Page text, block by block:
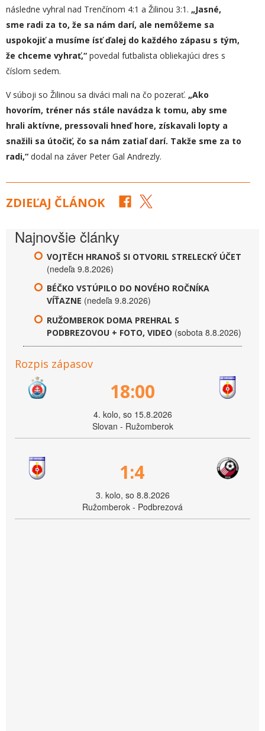
následne vyhral nad Trenčínom 4:1 a Žilinou 3:1. „Jasné,
sme radi za to, že sa nám darí, ale nemôžeme sa
uspokojiť a musíme ísť ďalej do každého zápasu s tým,
že chceme vyhrať,“ povedal futbalista obliekajúci dres s
číslom sedem.
V súboji so Žilinou sa diváci mali na čo pozerať. „Ako
hovorím, tréner nás stále navádza k tomu, aby sme
hrali aktívne, pressovali hneď hore, získavali lopty a
snažili sa útočiť, čo sa nám zatiaľ darí. Takže sme za to
radi,“ dodal na záver Peter Gal Andrezly.
ZDIEĽAJ ČLÁNOK
Najnovšie články
VOJTĚCH HRANOŠ SI OTVORIL STRELECKÝ ÚČET
(nedeľa 9.8.2026)
BÉČKO VSTÚPILO DO NOVÉHO ROČNÍKA
VÍŤAZNE (nedeľa 9.8.2026)
RUŽOMBEROK DOMA PREHRAL S
PODBREZOVOU + FOTO, VIDEO (sobota 8.8.2026)
Rozpis zápasov
18:00
4. kolo, so 15.8.2026
Slovan - Ružomberok
1:4
3. kolo, so 8.8.2026
Ružomberok - Podbrezová